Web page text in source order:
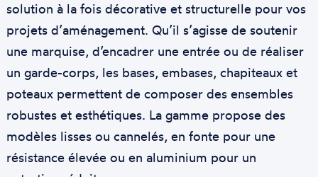
solution à la fois décorative et structurelle pour vos
projets d’aménagement. Qu’il s’agisse de soutenir
une marquise, d’encadrer une entrée ou de réaliser
un garde-corps, les bases, embases, chapiteaux et
poteaux permettent de composer des ensembles
robustes et esthétiques. La gamme propose des
modèles lisses ou cannelés, en fonte pour une
résistance élevée ou en aluminium pour un